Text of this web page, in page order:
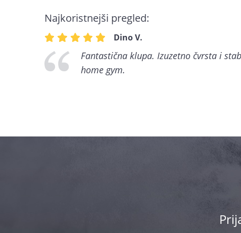
Najkoristnejši pregled:
Dino V.
Fantastična klupa. Izuzetno čvrsta i
home gym.